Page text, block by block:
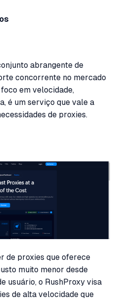
abrangente de
concorrente no mercado
em velocidade,
é um serviço que vale a
de proxies.
de proxies que oferece
muito menor desde
usuário, o RushProxy visa
de alta velocidade que